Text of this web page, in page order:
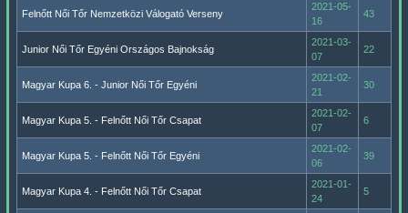
Felnőtt Női Tőr Nemzetközi Válogató Verseny
2021-05-
16
43
Junior Női Tőr Egyéni Országos Bajnokság
2021-03-
07
22
Magyar Kupa 6. - Junior Női Tőr Egyéni
2021-02-
21
30
Magyar Kupa 5. - Felnőtt Női Tőr Csapat
2021-02-
07
6
Magyar Kupa 5. - Felnőtt Női Tőr Egyéni
2021-02-
06
39
Magyar Kupa 4. - Felnőtt Női Tőr Csapat
2021-01-
24
5